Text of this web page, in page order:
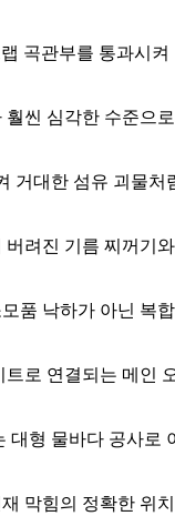
곡관부를 통과시켜
씬 심각한 수준으로
거대한 섬유 괴물처
려진 기름 찌꺼기와
품 낙하가 아닌 복
로 연결되는 메인
대형 물바다 공사로
막힘의 정확한 위